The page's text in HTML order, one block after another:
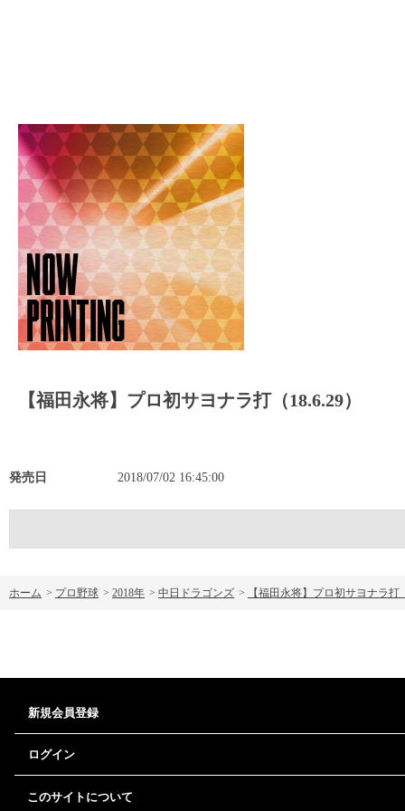
【福田永将】プロ初サヨナラ打（18.6.29）
発売日 2018/07/02 16:45:00
ホーム > プロ野球 > 2018年 > 中日ドラゴンズ > 【福田永将】プロ初サヨナラ打
新規会員登録
ログイン
このサイトについて